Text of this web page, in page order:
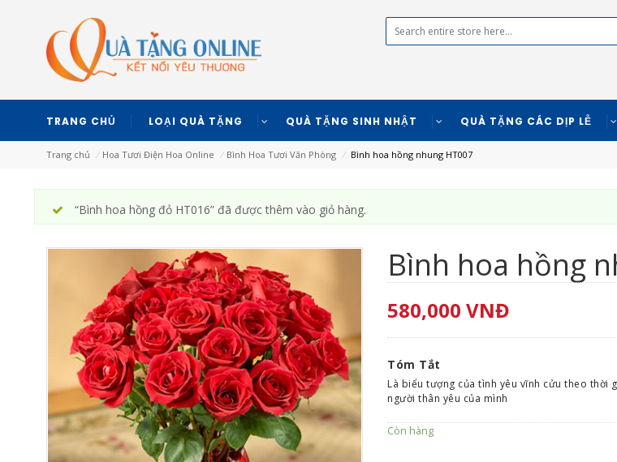
TRANG CHỦ LOẠI QUÀ TẶNG QUÀ TẶNG SINH NHẬT QUÀ TẶNG CÁC DỊP LỄ
Trang chủ ⁄ Hoa Tươi Điện Hoa Online ⁄ Bình Hoa Tươi Văn Phòng ⁄ Bình hoa hồng nhung HT007
“Bình hoa hồng đỏ HT016” đã được thêm vào giỏ hàng.
Bình hoa hồng
580,000 VNĐ
Tóm Tắt
Là biểu tượng của tình yêu vĩnh cửu theo thời
người thân yêu của mình
Còn hàng